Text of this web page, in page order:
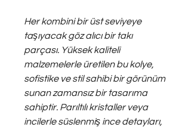
Her kombini bir üst seviyeye
taşıyacak göz alıcı bir takı
parçası. Yüksek kaliteli
malzemelerle üretilen bu kolye,
sofistike ve stil sahibi bir görünüm
sunan zamansız bir tasarıma
sahiptir. Parıltılı kristaller veya
incilerle süslenmiş ince detayları,